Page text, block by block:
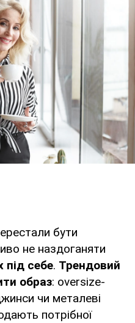
бути
не наздоганяти
під себе. Трендовий
образ: oversize-
чи металеві
потрібної